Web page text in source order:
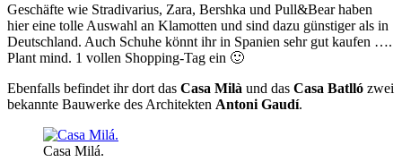
Geschäfte wie Stradivarius, Zara, Bershka und Pull&Bear haben
hier eine tolle Auswahl an Klamotten und sind dazu günstiger als in
Deutschland. Auch Schuhe könnt ihr in Spanien sehr gut kaufen ….
Plant mind. 1 vollen Shopping-Tag ein 🙂
Ebenfalls befindet ihr dort das Casa Milà und das Casa Batlló zwei
bekannte Bauwerke des Architekten Antoni Gaudí.
Casa Milá.